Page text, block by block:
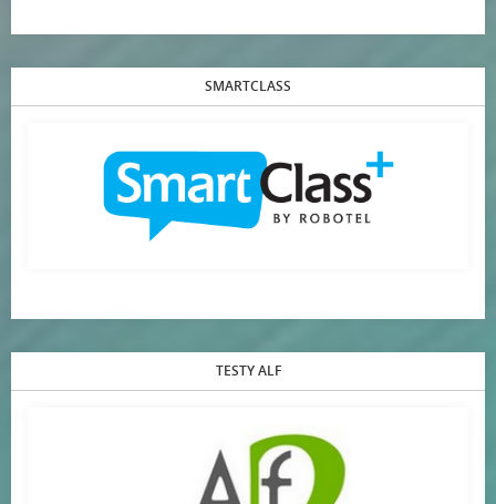
SMARTCLASS
TESTY ALF